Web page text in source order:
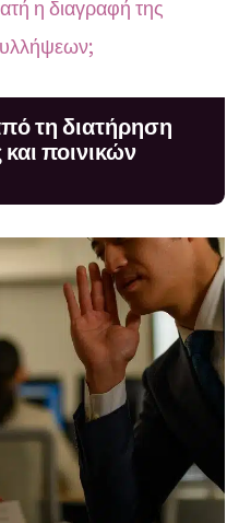
η διαγραφή της
τη διατήρηση
ποινικών